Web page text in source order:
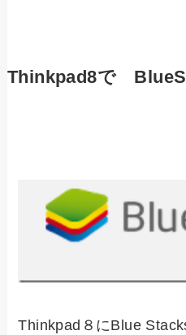
Thinkpad8で
Thinkpad８にBlue